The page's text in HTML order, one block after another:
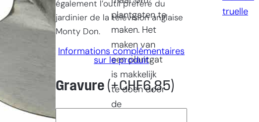
également l’outil préféré du
jardinier de la télévision anglaise
Monty Don.
Informations complémentaires
sur le produit
Gravure (+CHF6,85)
plantgaten te
maken. Het
maken van
een plantgat
is makkelijk
te doen door
de
truelle